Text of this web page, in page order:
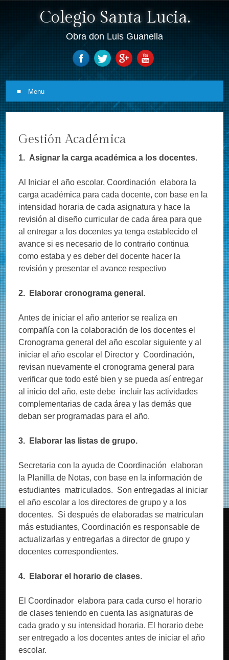
Colegio Santa Lucia.
Obra don Luis Guanella
Menu
Gestión Académica
1. Asignar la carga académica a los docentes.
Al Iniciar el año escolar, Coordinación elabora la
carga académica para cada docente, con base en la
intensidad horaria de cada asignatura y hace la
revisión al diseño curricular de cada área para que
al entregar a los docentes ya tenga establecido el
avance si es necesario de lo contrario continua
como estaba y es deber del docente hacer la
revisión y presentar el avance respectivo
2. Elaborar cronograma general .
Antes de iniciar el año anterior se realiza en
compañía con la colaboración de los docentes el
Cronograma general del año escolar siguiente y al
iniciar el año escolar el Director y Coordinación,
revisan nuevamente el cronograma general para
verificar que todo esté bien y se pueda así entregar
al inicio del año, este debe incluir las actividades
complementarias de cada área y las demás que
deban ser programadas para el año.
3. Elaborar las listas de grupo.
Secretaria con la ayuda de Coordinación elaboran
la Planilla de Notas, con base en la información de
estudiantes matriculados. Son entregadas al iniciar
el año escolar a los directores de grupo y a los
docentes. Si después de elaboradas se matriculan
más estudiantes, Coordinación es responsable de
actualizarlas y entregarlas a director de grupo y
docentes correspondientes.
4. Elaborar el horario de clases.
El Coordinador elabora para cada curso el horario
de clases teniendo en cuenta las asignaturas de
cada grado y su intensidad horaria. El horario debe
ser entregado a los docentes antes de iniciar el año
escolar.